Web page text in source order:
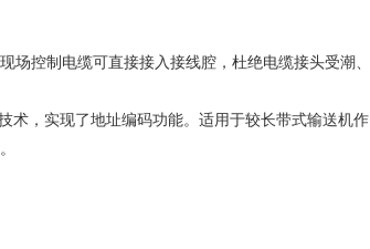
控制电缆可直接接入接线腔，杜绝电缆接头受潮、
术，实现了地址编码功能。适用于较长带式输送机作